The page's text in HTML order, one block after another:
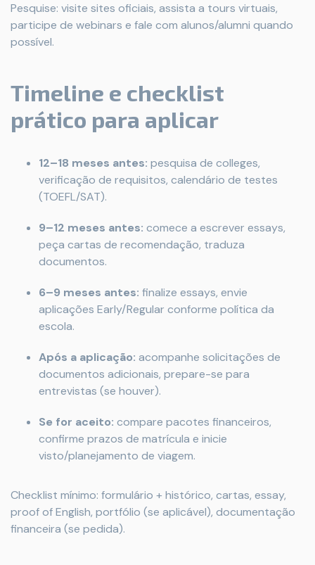
Pesquise: visite sites oficiais, assista a tours virtuais,
participe de webinars e fale com alunos/alumni quando
possível.
Timeline e checklist
prático para aplicar
12–18 meses antes: pesquisa de colleges,
verificação de requisitos, calendário de testes
(TOEFL/SAT).
9–12 meses antes: comece a escrever essays,
peça cartas de recomendação, traduza
documentos.
6–9 meses antes: finalize essays, envie
aplicações Early/Regular conforme política da
escola.
Após a aplicação: acompanhe solicitações de
documentos adicionais, prepare-se para
entrevistas (se houver).
Se for aceito: compare pacotes financeiros,
confirme prazos de matrícula e inicie
visto/planejamento de viagem.
Checklist mínimo: formulário + histórico, cartas, essay,
proof of English, portfólio (se aplicável), documentação
financeira (se pedida).